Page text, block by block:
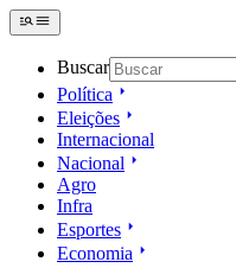
Buscar
Política
Eleições
Internacional
Nacional
Agro
Infra
Esportes
Economia